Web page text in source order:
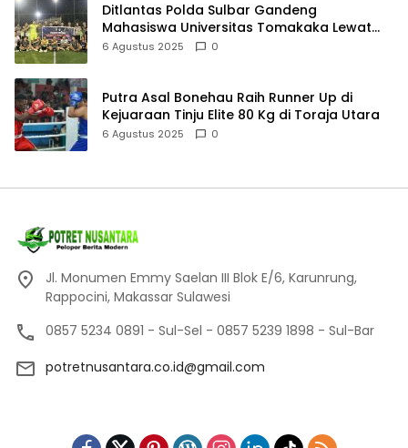
Ditlantas Polda Sulbar Gandeng
Mahasiswa Universitas Tomakaka Lewat
Fun Mini Soccer
6 Agustus 2025 0
Putra Asal Bonehau Raih Runner Up di
Kejuaraan Tinju Elite 80 Kg di Toraja Utara
6 Agustus 2025 0
Jl. Monumen Emmy Saelan III Blok E/6, Karunrung,
Rappocini, Makassar Sulawesi
0857 5234 0891 - Sul-Sel - 0857 5239 1898 - Sul-Bar
potretnusantara.co.id@gmail.com